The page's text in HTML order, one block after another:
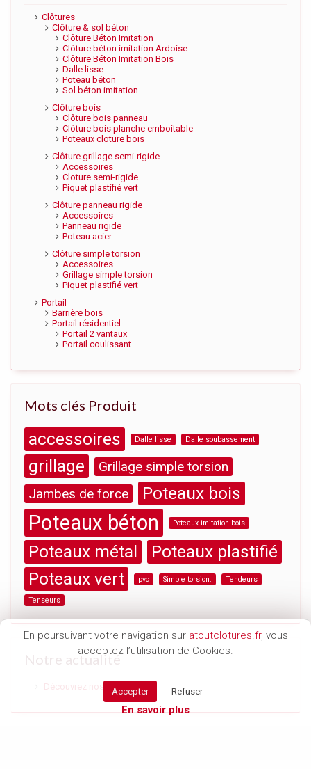
Clôtures
Clôture & sol béton
Clôture Béton Imitation
Clôture béton imitation Ardoise
Clôture Béton Imitation Bois
Dalle lisse
Poteau béton
Sol béton imitation
Clôture bois
Clôture bois panneau
Clôture bois planche emboitable
Poteaux cloture bois
Clôture grillage semi-rigide
Accessoires
Cloture semi-rigide
Piquet plastifié vert
Clôture panneau rigide
Accessoires
Panneau rigide
Poteau acier
Clôture simple torsion
Accessoires
Grillage simple torsion
Piquet plastifié vert
Portail
Barrière bois
Portail résidentiel
Portail 2 vantaux
Portail coulissant
Mots clés Produit
accessoires Dalle lisse Dalle soubassement
grillage
Grillage simple torsion
Jambes de force
Poteaux bois
Poteaux béton Poteaux imitation bois
Poteaux métal
Poteaux plastifié
Poteaux vert
pvc Simple torsion. Tendeurs
Tenseurs
Notre actualité
Découvrez nos locaux
En poursuivant votre navigation sur atoutclotures.fr, vous
acceptez l’utilisation de Cookies.
Accepter Refuser
En savoir plus